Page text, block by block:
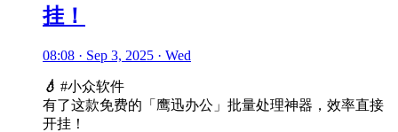
挂！
08:08 · Sep 3, 2025 · Wed
💧 #小众软件
有了这款免费的「鹰迅办公」批量处理神器，效率直接
开挂！